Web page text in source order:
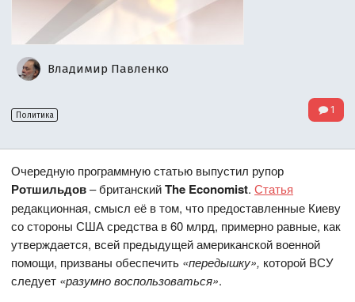
Владимир Павленко
Политика 1
Очередную программную статью выпустил рупор
Ротшильдов– британскийThe Economist.Статья
редакционная, смысл её в том, что предоставленные Киеву
со стороны США средства в 60 млрд, примерно равные, как
утверждается, всей предыдущей американской военной
помощи, призваны обеспечить «передышку», которой ВСУ
следует «разумно воспользоваться».